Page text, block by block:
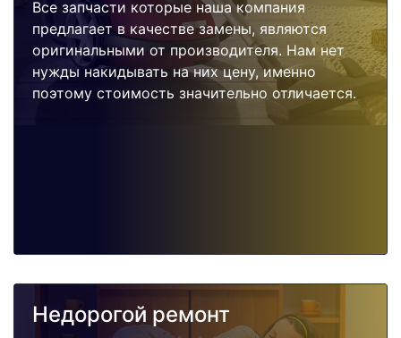
Все запчасти которые наша компания
предлагает в качестве замены, являются
оригинальными от производителя. Нам нет
нужды накидывать на них цену, именно
поэтому стоимость значительно отличается.
Недорогой ремонт